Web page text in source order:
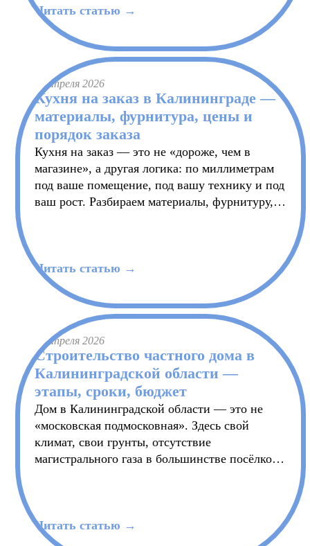
Читать статью →
24 апреля 2026
Кухня на заказ в Калининграде —
материалы, фурнитура, цены и
порядок заказа
Кухня на заказ — это не «дороже, чем в
магазине», а другая логика: по миллиметрам
под ваше помещение, под вашу технику и под
ваш рост. Разбираем материалы, фурнитуру,
Читать статью →
24 апреля 2026
Строительство частного дома в
Калининградской области —
этапы, сроки, бюджет
Дом в Калининградской области — это не
«московская подмосковная». Здесь свой
климат, свои грунты, отсутствие
магистрального газа в большинстве посёлков
миллиона.
Читать статью →